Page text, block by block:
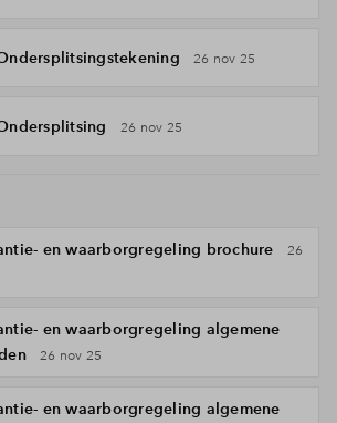
26 nov 25
26 nov 25
en waarborgregeling brochure
26
en waarborgregeling algemene
26 nov 25
en waarborgregeling algemene